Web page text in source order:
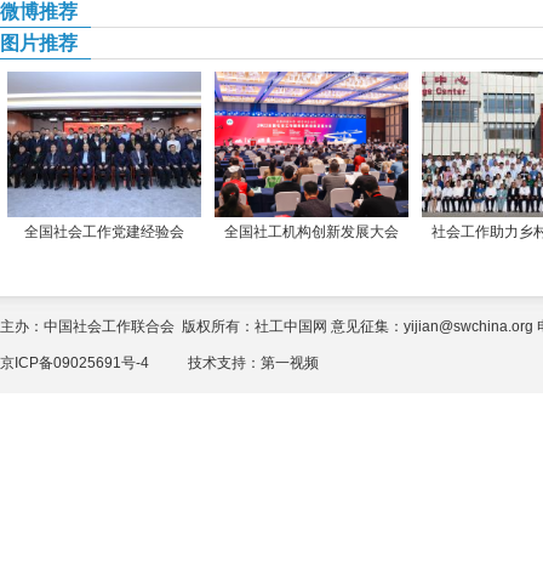
微博推荐
图片推荐
全国社会工作党建经验会 全国社工机构创新发展大会 社会工作助力乡
主办：中国社会工作联合会 版权所有：社工中国网 意见征集：yijian@swchina.org
京ICP备09025691号-4 技术支持： 第一视频